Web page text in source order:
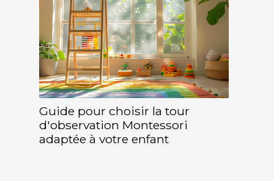
Guide pour choisir la tour
d'observation Montessori
adaptée à votre enfant